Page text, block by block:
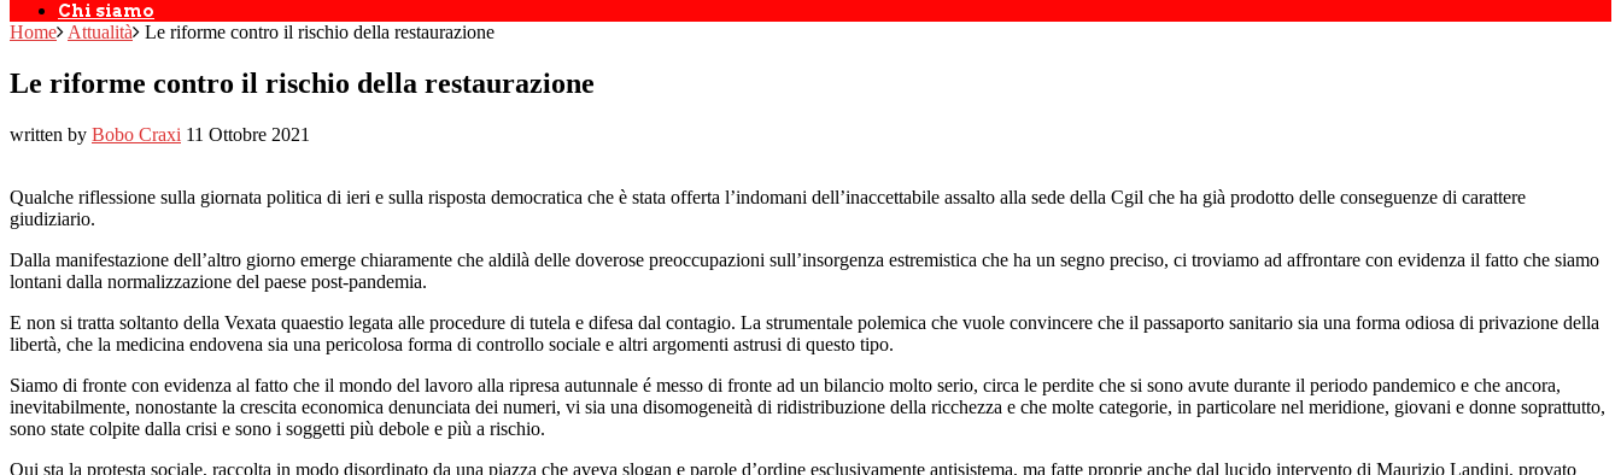
Chi siamo
Home Attualità Le riforme contro il rischio della restaurazione
Le riforme contro il rischio della restaurazione
written by Bobo Craxi 11 Ottobre 2021
Qualche riflessione sulla giornata politica di ieri e sulla risposta democratica che è stata offerta l’indomani dell’inaccettabile assalto alla sede della Cgil che ha già prodotto delle conseguenze di carattere
giudiziario.
Dalla manifestazione dell’altro giorno emerge chiaramente che aldilà delle doverose preoccupazioni sull’insorgenza estremistica che ha un segno preciso, ci troviamo ad affrontare con evidenza il fatto che siamo
lontani dalla normalizzazione del paese post-pandemia.
E non si tratta soltanto della Vexata quaestio legata alle procedure di tutela e difesa dal contagio. La strumentale polemica che vuole convincere che il passaporto sanitario sia una forma odiosa di privazione della
libertà, che la medicina endovena sia una pericolosa forma di controllo sociale e altri argomenti astrusi di questo tipo.
Siamo di fronte con evidenza al fatto che il mondo del lavoro alla ripresa autunnale é messo di fronte ad un bilancio molto serio, circa le perdite che si sono avute durante il periodo pandemico e che ancora,
inevitabilmente, nonostante la crescita economica denunciata dei numeri, vi sia una disomogeneità di ridistribuzione della ricchezza e che molte categorie, in particolare nel meridione, giovani e donne soprattutto,
sono state colpite dalla crisi e sono i soggetti più debole e più a rischio.
Qui sta la protesta sociale, raccolta in modo disordinato da una piazza che aveva slogan e parole d’ordine esclusivamente antisistema, ma fatte proprie anche dal lucido intervento di Maurizio Landini, provato